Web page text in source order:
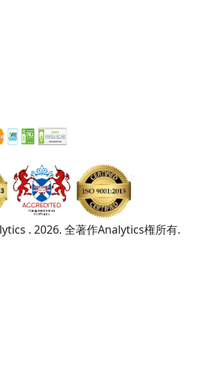
. 2026. 全著作Analytics権所有.